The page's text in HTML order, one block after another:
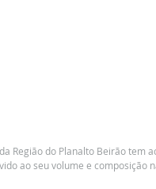
Região do Planalto Beirão
ao seu volume e composição